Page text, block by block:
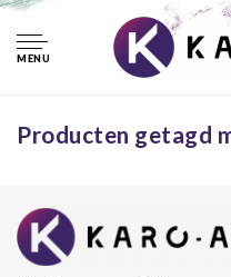
MENU
klaprozen
Geen producten gevonden!...
Producten getagd